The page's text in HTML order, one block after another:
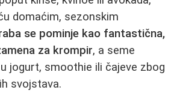
domaćim, sezonskim
se pominje kao fantastična,
za krompir, a seme
jogurt, smoothie ili čajeve zbog
svojstava.